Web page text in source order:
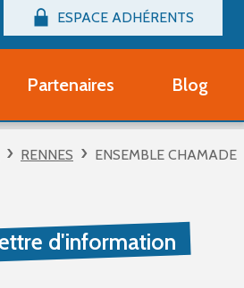
ESPACE ADHÉRENTS
Connexion
Partenaires Blog
RENNES ENSEMBLE CHAMADE
d'information